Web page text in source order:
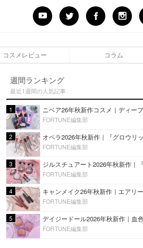
コスメレビュー コラム
週間ランキング
最近1週間の人気記事
1
FORTUNE編集部
2
FORTUNE編集部
3
FORTUNE編集部
4
FORTUNE編集部
5
FORTUNE編集部